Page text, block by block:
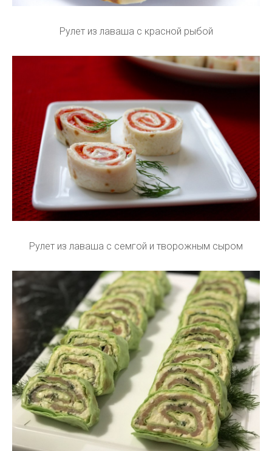
Рулет из лаваша с красной рыбой
Рулет из лаваша с семгой и творожным сыром